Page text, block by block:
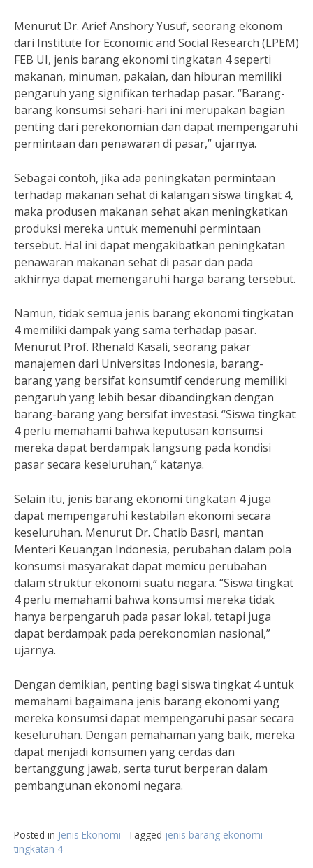
Menurut Dr. Arief Anshory Yusuf, seorang ekonom
dari Institute for Economic and Social Research (LPEM)
FEB UI, jenis barang ekonomi tingkatan 4 seperti
makanan, minuman, pakaian, dan hiburan memiliki
pengaruh yang signifikan terhadap pasar. “Barang-
barang konsumsi sehari-hari ini merupakan bagian
penting dari perekonomian dan dapat mempengaruhi
permintaan dan penawaran di pasar,” ujarnya.
Sebagai contoh, jika ada peningkatan permintaan
terhadap makanan sehat di kalangan siswa tingkat 4,
maka produsen makanan sehat akan meningkatkan
produksi mereka untuk memenuhi permintaan
tersebut. Hal ini dapat mengakibatkan peningkatan
penawaran makanan sehat di pasar dan pada
akhirnya dapat memengaruhi harga barang tersebut.
Namun, tidak semua jenis barang ekonomi tingkatan
4 memiliki dampak yang sama terhadap pasar.
Menurut Prof. Rhenald Kasali, seorang pakar
manajemen dari Universitas Indonesia, barang-
barang yang bersifat konsumtif cenderung memiliki
pengaruh yang lebih besar dibandingkan dengan
barang-barang yang bersifat investasi. “Siswa tingkat
4 perlu memahami bahwa keputusan konsumsi
mereka dapat berdampak langsung pada kondisi
pasar secara keseluruhan,” katanya.
Selain itu, jenis barang ekonomi tingkatan 4 juga
dapat mempengaruhi kestabilan ekonomi secara
keseluruhan. Menurut Dr. Chatib Basri, mantan
Menteri Keuangan Indonesia, perubahan dalam pola
konsumsi masyarakat dapat memicu perubahan
dalam struktur ekonomi suatu negara. “Siswa tingkat
4 perlu memahami bahwa konsumsi mereka tidak
hanya berpengaruh pada pasar lokal, tetapi juga
dapat berdampak pada perekonomian nasional,”
ujarnya.
Dengan demikian, penting bagi siswa tingkat 4 untuk
memahami bagaimana jenis barang ekonomi yang
mereka konsumsi dapat mempengaruhi pasar secara
keseluruhan. Dengan pemahaman yang baik, mereka
dapat menjadi konsumen yang cerdas dan
bertanggung jawab, serta turut berperan dalam
pembangunan ekonomi negara.
Posted in Jenis Ekonomi Tagged jenis barang ekonomi
tingkatan 4